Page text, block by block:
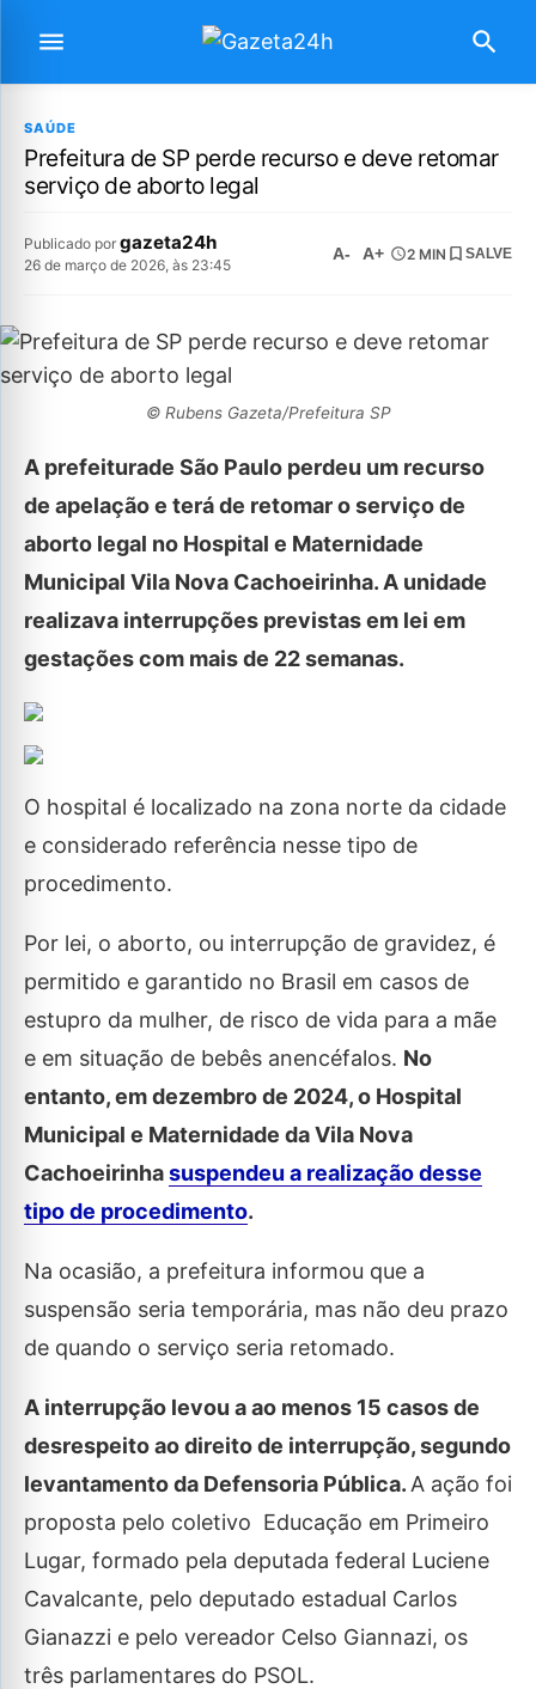
SAÚDE
Prefeitura de SP perde recurso e deve retomar
serviço de aborto legal
Publicado por gazeta24h
26 de março de 2026, às 23:45
A- A+ 2 MIN SALVE
© Rubens Gazeta/Prefeitura SP
A prefeiturade São Paulo perdeu um recurso
de apelação e terá de retomar o serviço de
aborto legal no Hospital e Maternidade
Municipal Vila Nova Cachoeirinha. A unidade
realizava interrupções previstas em lei em
gestações com mais de 22 semanas.
O hospital é localizado na zona norte da cidade
e considerado referência nesse tipo de
procedimento.
Por lei, o aborto, ou interrupção de gravidez, é
permitido e garantido no Brasil em casos de
estupro da mulher, de risco de vida para a mãe
e em situação de bebês anencéfalos. No
entanto, em dezembro de 2024, o Hospital
Municipal e Maternidade da Vila Nova
Cachoeirinhasuspendeu a realização desse
tipo de procedimento.
Na ocasião, a prefeitura informou que a
suspensão seria temporária, mas não deu prazo
de quando o serviço seria retomado.
A interrupção levou a ao menos 15 casos de
desrespeito ao direito de interrupção, segundo
levantamento da Defensoria Pública. A ação foi
proposta pelo coletivo Educação em Primeiro
Lugar, formado pela deputada federal Luciene
Cavalcante, pelo deputado estadual Carlos
Gianazzi e pelo vereador Celso Giannazi, os
três parlamentares do PSOL.